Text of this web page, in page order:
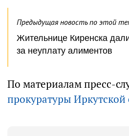
Предыдущая новость по этой
Жительнице Киренска
за неуплату алиментов
По материалам пресс-
прокуратуры Иркутской